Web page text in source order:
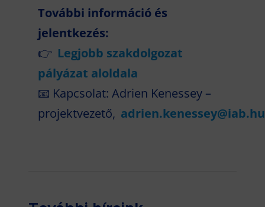
További információ és
jelentkezés:
👉 Legjobb szakdolgozat
pályázat aloldala
📧 Kapcsolat: Adrien Kenessey –
projektvezető, adrien.kenessey@iab.hu